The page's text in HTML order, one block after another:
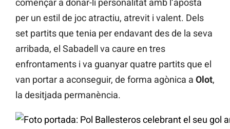
començar a donar-li personalitat amb l’aposta
per un estil de joc atractiu, atrevit i valent. Dels
set partits que tenia per endavant des de la seva
arribada, el Sabadell va caure en tres
enfrontaments i va guanyar quatre partits que el
van portar a aconseguir, de forma agònica a Olot,
la desitjada permanència.